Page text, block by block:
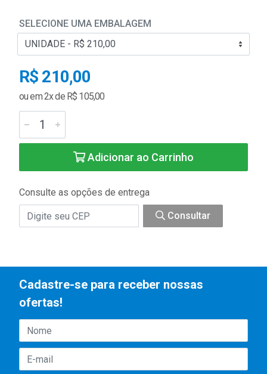
SELECIONE UMA EMBALAGEM
R$ 210,00
ou em 2x de R$ 105,00
Adicionar ao Carrinho
Consulte as opções de entrega
Consultar
Cadastre-se para receber nossas
ofertas!